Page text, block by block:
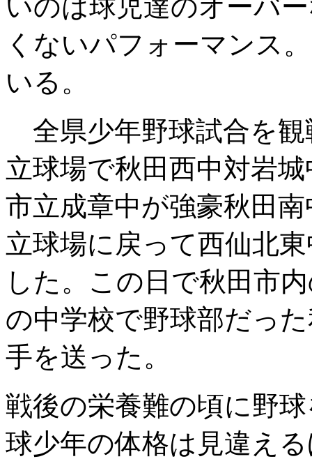
いのは球児達のオーバ
くないパフォーマンス
いる。
全県少年野球試合を観
立球場で秋田西中対岩
市立成章中が強豪秋田
立球場に戻って西仙北
した。この日で秋田市
の中学校で野球部だっ
手を送った。
戦後の栄養難の頃に野
球少年の体格は見違え